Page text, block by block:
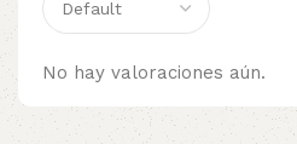
No hay valoraciones aún.